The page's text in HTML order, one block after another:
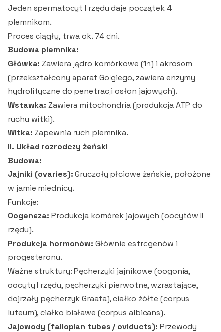
Jeden spermatocyt I rzędu daje początek 4
plemnikom.
Proces ciągły, trwa ok. 74 dni.
Budowa plemnika:
Główka: Zawiera jądro komórkowe (1n) i akrosom
(przekształcony aparat Golgiego, zawiera enzymy
hydrolityczne do penetracji osłon jajowych).
Wstawka: Zawiera mitochondria (produkcja ATP do
ruchu witki).
Witka: Zapewnia ruch plemnika.
II. Układ rozrodczy żeński
Budowa:
Jajniki (ovaries): Gruczoły płciowe żeńskie, położone
w jamie miednicy.
Funkcje:
Oogeneza: Produkcja komórek jajowych (oocytów II
rzędu).
Produkcja hormonów: Głównie estrogenów i
progesteronu.
Ważne struktury: Pęcherzyki jajnikowe (oogonia,
oocyty I rzędu, pęcherzyki pierwotne, wzrastające,
dojrzały pęcherzyk Graafa), ciałko żółte (corpus
luteum), ciałko białawe (corpus albicans).
Jajowody (fallopian tubes / oviducts): Przewody